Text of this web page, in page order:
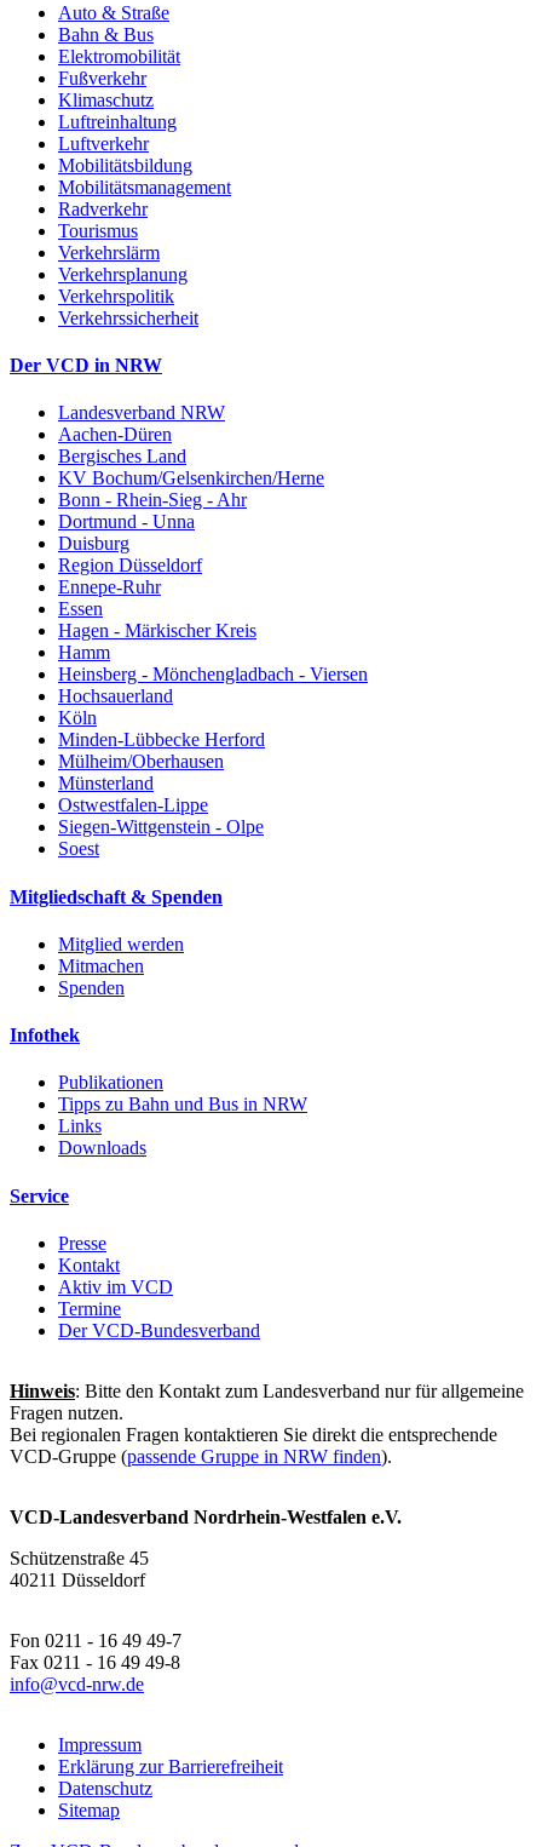
Auto & Straße
Bahn & Bus
Elektromobilität
Fußverkehr
Klimaschutz
Luftreinhaltung
Luftverkehr
Mobilitätsbildung
Mobilitätsmanagement
Radverkehr
Tourismus
Verkehrslärm
Verkehrsplanung
Verkehrspolitik
Verkehrssicherheit
Der VCD in NRW
Landesverband NRW
Aachen-Düren
Bergisches Land
KV Bochum/Gelsenkirchen/Herne
Bonn - Rhein-Sieg - Ahr
Dortmund - Unna
Duisburg
Region Düsseldorf
Ennepe-Ruhr
Essen
Hagen - Märkischer Kreis
Hamm
Heinsberg - Mönchengladbach - Viersen
Hochsauerland
Köln
Minden-Lübbecke Herford
Mülheim/Oberhausen
Münsterland
Ostwestfalen-Lippe
Siegen-Wittgenstein - Olpe
Soest
Mitgliedschaft & Spenden
Mitglied werden
Mitmachen
Spenden
Infothek
Publikationen
Tipps zu Bahn und Bus in NRW
Links
Downloads
Service
Presse
Kontakt
Aktiv im VCD
Termine
Der VCD-Bundesverband
Hinweis: Bitte den Kontakt zum Landesverband nur für allgemeine
Fragen nutzen.
Bei regionalen Fragen kontaktieren Sie direkt die entsprechende
VCD-Gruppe (passende Gruppe in NRW finden).
VCD-Landesverband Nordrhein-Westfalen e.V.
Schützenstraße 45
40211 Düsseldorf
Fon 0211 - 16 49 49-7
Fax 0211 - 16 49 49-8
info@vcd-nrw.de
Impressum
Erklärung zur Barrierefreiheit
Datenschutz
Sitemap